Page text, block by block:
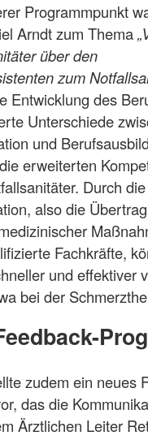
Programmpunkt
Arndt zum Thema
über den
zum
Entwicklung des
Unterschiede
und
erweiterten
Durch
also die
Fachkräfte,
und effektiver
bei der
zudem ein neues
das die
Ärztlichen Leiter